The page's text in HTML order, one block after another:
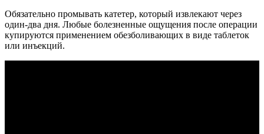
Обязательно промывать катетер, который извлекают через
один-два дня. Любые болезненные ощущения после операции
купируются применением обезболивающих в виде таблеток
или инъекций.